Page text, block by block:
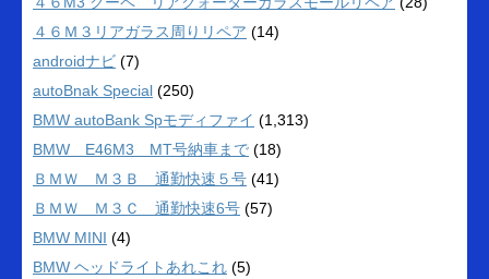
４６Ｍ３リアガラス周りリペア (14)
androidナビ (7)
autoBnak Special (250)
BMW autoBank Spモディファイ (1,313)
BMW E46M3 MT号納車まで (18)
ＢＭＷ Ｍ３Ｂ 通勤快速５号 (41)
ＢＭＷ Ｍ３Ｃ 通勤快速6号 (57)
BMW MINI (4)
BMW ヘッドライトあれこれ (5)